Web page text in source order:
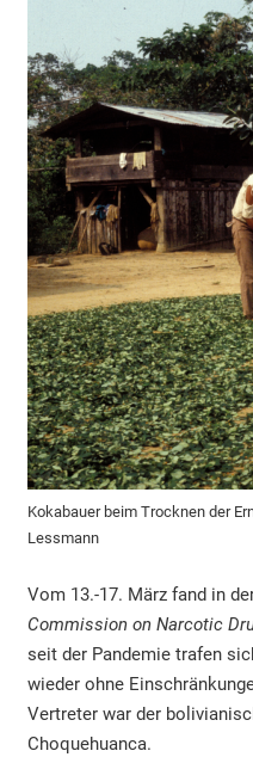
Kokabauer beim Trocknen der
Lessmann
Vom 13.-17. März fand in
Commission on Narcotic
seit der Pandemie trafen
wieder ohne
Vertreter war der
Choquehuanca.